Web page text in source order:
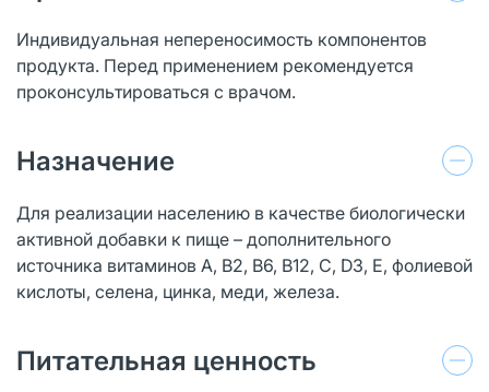
Индивидуальная непереносимость компонентов
продукта. Перед применением рекомендуется
проконсультироваться с врачом.
Назначение
Для реализации населению в качестве биологически
активной добавки к пище – дополнительного
источника витаминов А, В2, В6, В12, С, D3, Е, фолиевой
кислоты, селена, цинка, меди, железа.
Питательная ценность